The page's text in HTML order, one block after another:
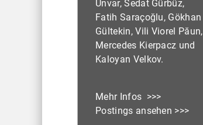
Unvar, Sedat Gürbüz,
Fatih Saraçoğlu, Gökhan
Gültekin, Vili Viorel Păun,
Mercedes Kierpacz und
Kaloyan Velkov.
Mehr Infos >>>
Postings ansehen >>>